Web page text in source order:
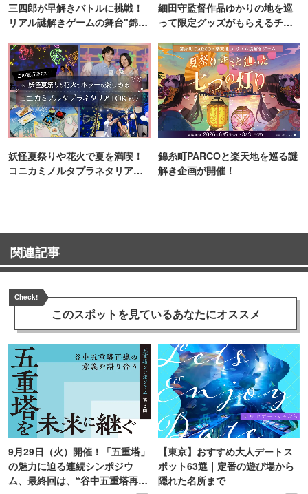
三四郎が早解きバトルに挑戦！
リアル謎解きゲームの舞台"錦糸
細田守監督作品ゆかりの地を巡
って限定グッズがもらえるチャ
妖怪夏祭りや花火で夏を満喫！
コニカミノルタプラネタリア
錦糸町PARCOと楽天地を巡る謎
解き企画が開催！
関連記事
Check!
このスポットを見ているあなたにオススメ
9月29日（火）開催！「五重塔」
の魅力に迫る連続シンポジウ
ム、最終回は、“谷中五重塔再建
【東京】おすすめ大人デートス
ポット63選｜定番の遊び場から
隠れた名所まで